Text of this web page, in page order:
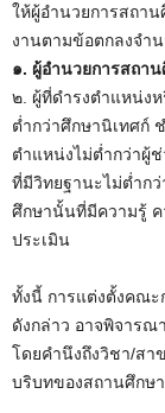
ให้ผู้อำนวยการสถา
งานตามข้อตกลงจำ
๑. ผู้อำนวยการสถา
๒. ผู้ที่ดำรงตำแหน่ง
ต่ำกว่าศึกษานิเทศก์
ตำแหน่งไม่ต่ำกว่าผู้
ที่มีวิทยฐานะไม่ต่ำก
ศึกษานั้นที่มีความรู้ ค
ประเมิน
ทั้งนี้ การแต่งตั้งคณะ
ดังกล่าว อาจพิจารณ
โดยคำนึงถึงวิชา/สา
บริบทของสถานศึกษา